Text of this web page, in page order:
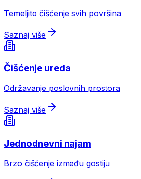
Temeljito čišćenje svih površina
Saznaj više
Čišćenje ureda
Održavanje poslovnih prostora
Saznaj više
Jednodnevni najam
Brzo čišćenje između gostiju